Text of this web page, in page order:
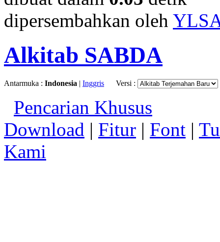
dipersembahkan oleh
Alkitab SABDA
Antarmuka : Indonesia | Inggris Versi :
Pencarian Khusus
Download | Fitur | Font |
Kami